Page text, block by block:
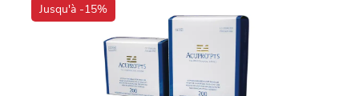
Jusqu'à -15%